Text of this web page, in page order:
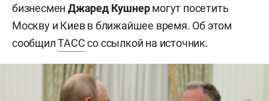
бизнесменДжаред Кушнермогут посетить
Москву и Киев в ближайшее время. Об этом
сообщилТАССсо ссылкой на источник.